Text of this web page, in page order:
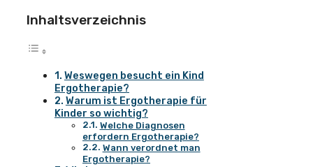
Inhaltsverzeichnis
Weswegen besucht ein Kind
Ergotherapie?
Warum ist Ergotherapie für
Kinder so wichtig?
Welche Diagnosen
erfordern Ergotherapie?
Wann verordnet man
Ergotherapie?